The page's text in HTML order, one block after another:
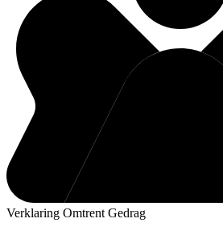
Verklaring Omtrent Gedrag